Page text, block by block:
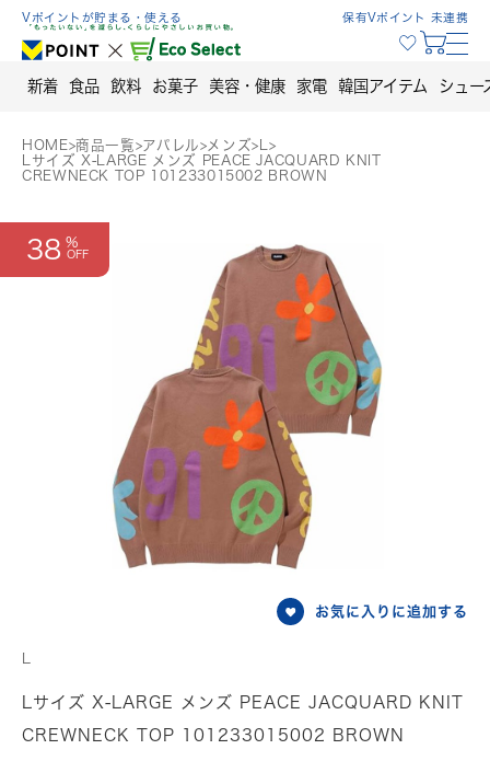
Skip
content
Vポイントが貯まる・使える 保有Vポイント 未連携
新着 食品 飲料 お菓子 美容・健康 家電 韓国アイテム シュー
HOME>商品一覧>アパレル> メンズ>
>
Lサイズ X-LARGE メンズ PEACE JACQUARD KNIT
CREWNECK TOP 101233015002 BROWN
38
お気に入りに追加する
Lサイズ X-LARGE メンズ PEACE JACQUARD KNIT
CREWNECK TOP 101233015002 BROWN